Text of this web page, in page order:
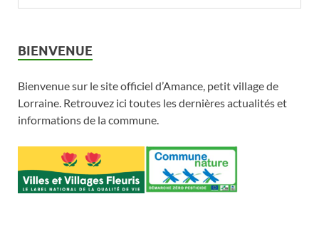
BIENVENUE
Bienvenue sur le site officiel d’Amance, petit village de
Lorraine. Retrouvez ici toutes les dernières actualités et
informations de la commune.